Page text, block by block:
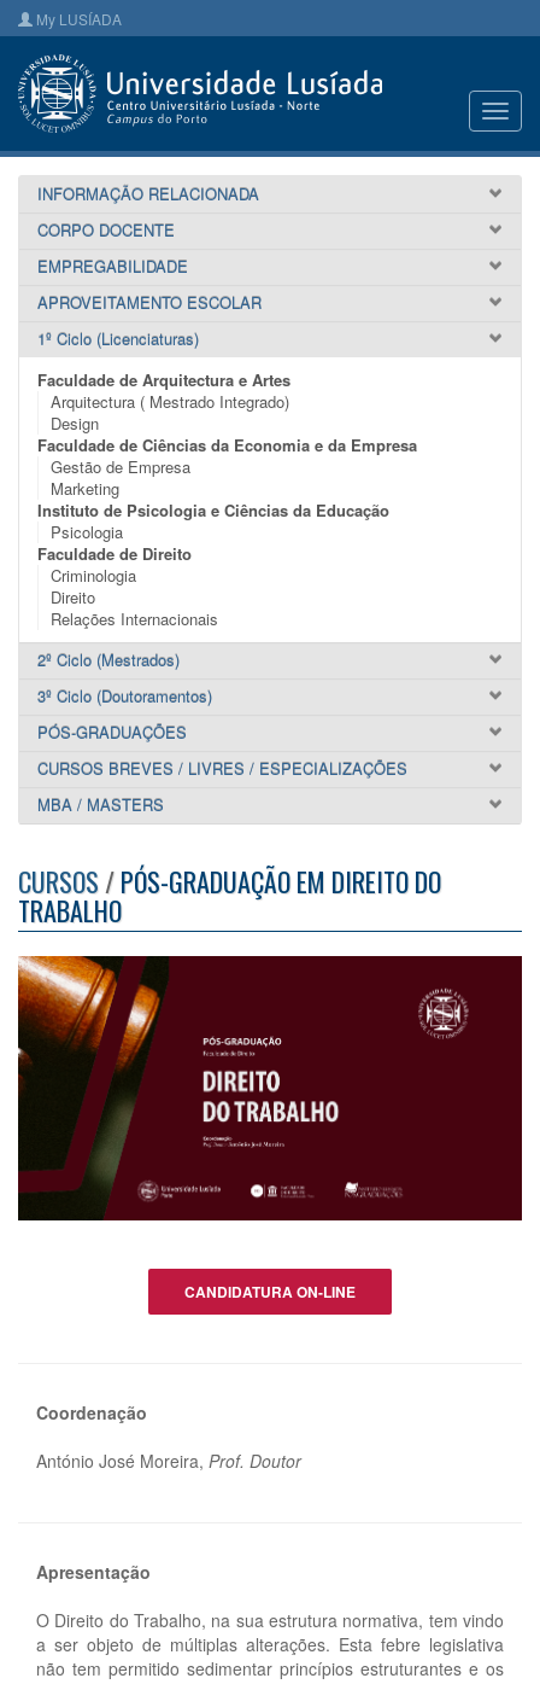
My LUSÍADA
INFORMAÇÃO RELACIONADA
CORPO DOCENTE
EMPREGABILIDADE
APROVEITAMENTO ESCOLAR
1º Ciclo (Licenciaturas)
Faculdade de Arquitectura e Artes
Arquitectura ( Mestrado Integrado)
Design
Faculdade de Ciências da Economia e da Empresa
Gestão de Empresa
Marketing
Instituto de Psicologia e Ciências da Educação
Psicologia
Faculdade de Direito
Criminologia
Direito
Relações Internacionais
2º Ciclo (Mestrados)
3º Ciclo (Doutoramentos)
PÓS-GRADUAÇÕES
CURSOS BREVES / LIVRES / ESPECIALIZAÇÕES
MBA / MASTERS
CURSOS/PÓS-GRADUAÇÃO EM DIREITO DO
TRABALHO
CANDIDATURA ON-LINE
Coordenação
António José Moreira, Prof. Doutor
Apresentação
O Direito do Trabalho, na sua estrutura normativa, tem vindo
a ser objeto de múltiplas alterações. Esta febre legislativa
não tem permitido sedimentar princípios estruturantes e os